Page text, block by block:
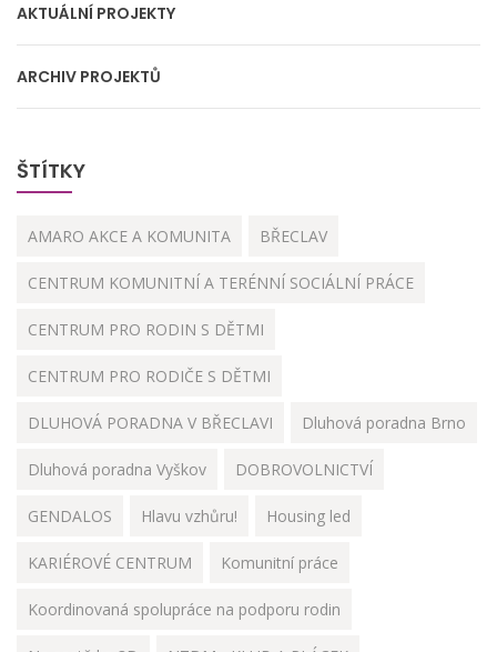
AKTUÁLNÍ PROJEKTY
ARCHIV PROJEKTŮ
ŠTÍTKY
AMARO AKCE A KOMUNITA BŘECLAV
CENTRUM KOMUNITNÍ A TERÉNNÍ SOCIÁLNÍ PRÁCE
CENTRUM PRO RODIN S DĚTMI
CENTRUM PRO RODIČE S DĚTMI
DLUHOVÁ PORADNA V BŘECLAVI Dluhová poradna Brno
Dluhová poradna Vyškov DOBROVOLNICTVÍ
GENDALOS Hlavu vzhůru! Housing led
KARIÉROVÉ CENTRUM Komunitní práce
Koordinovaná spolupráce na podporu rodin